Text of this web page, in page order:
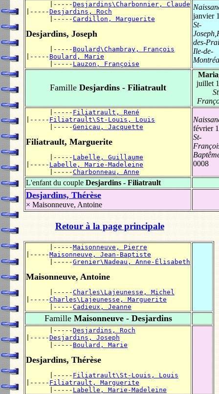
      |-----
Desjardins\Charbonnier, Claude
|-----Desjardins, Roch
      |-----
Cardillon, Marguerite
Desjardins, Joseph
      |-----
Boulard\Chambray, François
|----- Boulard, Marie
      |-----
Lauzon, Françoise
janvier
St-
des-
Ile-de-
Famille Desjardins - Filiatrault
juillet
      |-----
Filiatrault, René
|----- Filiatrault\St-Louis, Louis
      |-----
Genicau, Jacquette
Filiatrault, Marguerite
      |-----
Labelle, Guillaume
|----- Labelle, Marie-Madeleine
      |-----
Charbonneau, Anne
février
St-
0008
L'enfant du couple Desjardins - Filiatrault
Desjardins, Thérèse
× Maisonneuve, Antoine
Retour à la page principale
      |-----
Maisonneuve, Pierre
|-----Maisonneuve, Jean-Baptiste
      |-----
Grenier\Nadeau, Anne-Élisabeth
Maisonneuve, Antoine
      |-----
Charles\Lajeunesse, Michel
|-----Charles\Lajeunesse, Marguerite
      |-----
Cadieux, Jeanne
FamilleMaisonneuve - Desjardins
      |-----
Desjardins, Roch
|-----Desjardins, Joseph
      |-----
Boulard, Marie
Desjardins, Thérèse
      |-----
Filiatrault\St-Louis, Louis
|----- Filiatrault, Marguerite
      |-----
Labelle, Marie-Madeleine